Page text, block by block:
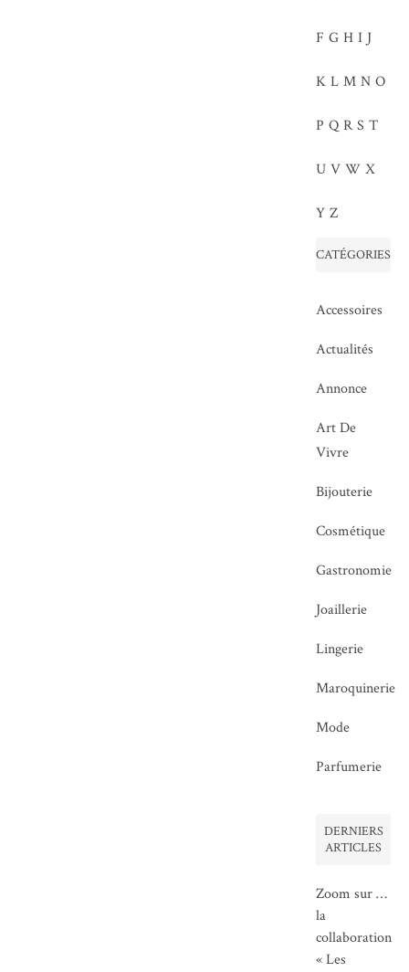
F G H I J
K L M N O
P Q R S T
U V W X
Y Z
CATÉGORIES
Accessoires
Actualités
Annonce
Art De
Vivre
Bijouterie
Cosmétique
Gastronomie
Joaillerie
Lingerie
Maroquinerie
Mode
Parfumerie
DERNIERS
ARTICLES
Zoom sur …
la
collaboration
« Les